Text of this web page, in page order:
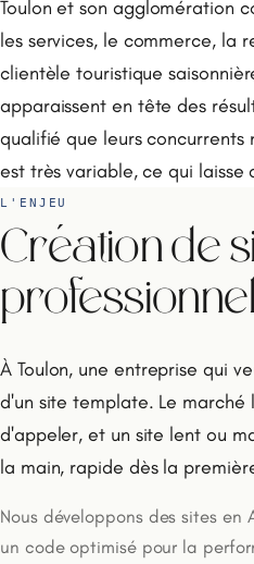
Toulon et son agglomération
les services, le commerce, la
clientèle touristique
apparaissent en tête des
qualifié que leurs concurrents
est très variable, ce qui
L'ENJEU
Création de
À Toulon, une entreprise qui
d'un site template. Le
d'appeler, et un site lent ou
la main, rapide dès la
Nous développons des sites en
un code optimisé pour la